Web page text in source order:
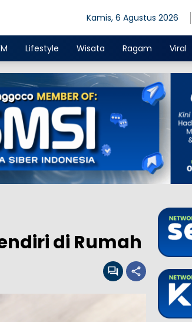
Kamis, 6 Agustus 2026
Lifestyle Wisata Ragam Viral
di Rumah